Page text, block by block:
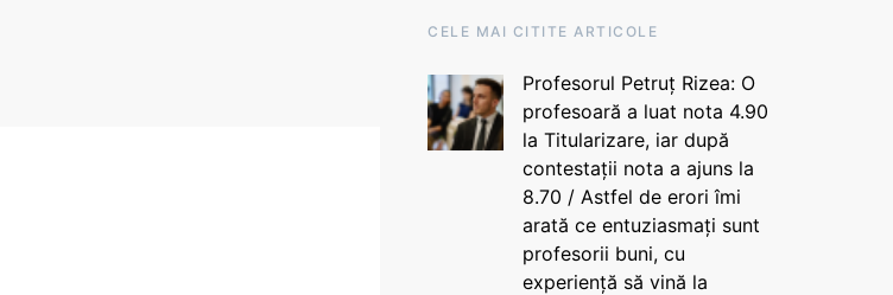
CELE MAI CITITE ARTICOLE
Profesorul Petruț Rizea: O
profesoară a luat nota 4.90
la Titularizare, iar după
contestații nota a ajuns la
8.70 / Astfel de erori îmi
arată ce entuziasmați sunt
profesorii buni, cu
experiență să vină la